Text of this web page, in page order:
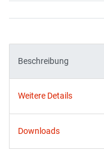
Beschreibung
Weitere Details
Downloads